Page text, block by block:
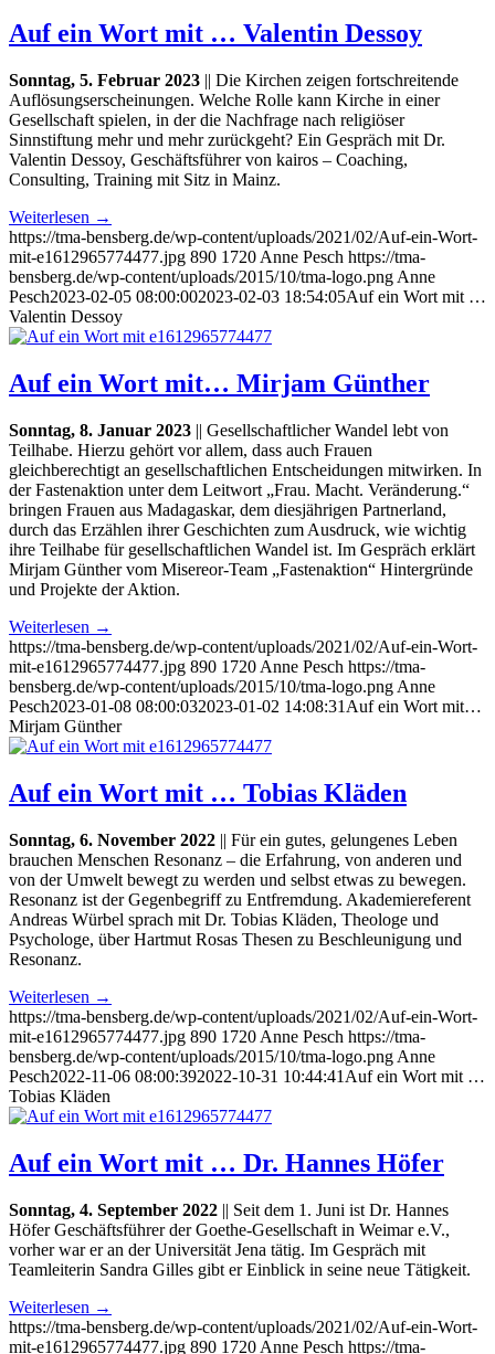
Auf ein Wort mit … Valentin Dessoy
Sonntag, 5. Februar 2023 || Die Kirchen zeigen fortschreitende
Auflösungserscheinungen. Welche Rolle kann Kirche in einer
Gesellschaft spielen, in der die Nachfrage nach religiöser
Sinnstiftung mehr und mehr zurückgeht? Ein Gespräch mit Dr.
Valentin Dessoy, Geschäftsführer von kairos – Coaching,
Consulting, Training mit Sitz in Mainz.
Weiterlesen →
https://tma-bensberg.de/wp-content/uploads/2021/02/Auf-ein-Wort-
mit-e1612965774477.jpg 890 1720 Anne Pesch https://tma-
bensberg.de/wp-content/uploads/2015/10/tma-logo.png Anne
Pesch2023-02-05 08:00:002023-02-03 18:54:05Auf ein Wort mit …
Valentin Dessoy
Auf ein Wort mit… Mirjam Günther
Sonntag, 8. Januar 2023 || Gesellschaftlicher Wandel lebt von
Teilhabe. Hierzu gehört vor allem, dass auch Frauen
gleichberechtigt an gesellschaftlichen Entscheidungen mitwirken. In
der Fastenaktion unter dem Leitwort „Frau. Macht. Veränderung.“
bringen Frauen aus Madagaskar, dem diesjährigen Partnerland,
durch das Erzählen ihrer Geschichten zum Ausdruck, wie wichtig
ihre Teilhabe für gesellschaftlichen Wandel ist. Im Gespräch erklärt
Mirjam Günther vom Misereor-Team „Fastenaktion“ Hintergründe
und Projekte der Aktion.
Weiterlesen →
https://tma-bensberg.de/wp-content/uploads/2021/02/Auf-ein-Wort-
mit-e1612965774477.jpg 890 1720 Anne Pesch https://tma-
bensberg.de/wp-content/uploads/2015/10/tma-logo.png Anne
Pesch2023-01-08 08:00:032023-01-02 14:08:31 Auf ein Wort mit…
Mirjam Günther
Auf ein Wort mit … Tobias Kläden
Sonntag, 6. November 2022 || Für ein gutes, gelungenes Leben
brauchen Menschen Resonanz – die Erfahrung, von anderen und
von der Umwelt bewegt zu werden und selbst etwas zu bewegen.
Resonanz ist der Gegenbegriff zu Entfremdung. Akademiereferent
Andreas Würbel sprach mit Dr. Tobias Kläden, Theologe und
Psychologe, über Hartmut Rosas Thesen zu Beschleunigung und
Resonanz.
Weiterlesen →
https://tma-bensberg.de/wp-content/uploads/2021/02/Auf-ein-Wort-
mit-e1612965774477.jpg 890 1720 Anne Pesch https://tma-
bensberg.de/wp-content/uploads/2015/10/tma-logo.png Anne
Pesch2022-11-06 08:00:392022-10-31 10:44:41 Auf ein Wort mit …
Tobias Kläden
Auf ein Wort mit … Dr. Hannes Höfer
Sonntag, 4. September 2022 || Seit dem 1. Juni ist Dr. Hannes
Höfer Geschäftsführer der Goethe-Gesellschaft in Weimar e.V.,
vorher war er an der Universität Jena tätig. Im Gespräch mit
Teamleiterin Sandra Gilles gibt er Einblick in seine neue Tätigkeit.
Weiterlesen →
https://tma-bensberg.de/wp-content/uploads/2021/02/Auf-ein-Wort-
mit-e1612965774477.jpg 890 1720 Anne Pesch https://tma-